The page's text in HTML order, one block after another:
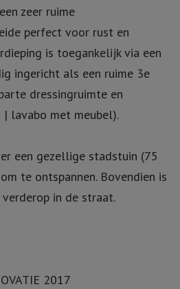
zeer ruime
perfect voor rust en
is toegankelijk via een
ingericht als een ruime 3e
dressingruimte en
lavabo met meubel).
een gezellige stadstuin (75
te ontspannen. Bovendien is
in de straat.
2017